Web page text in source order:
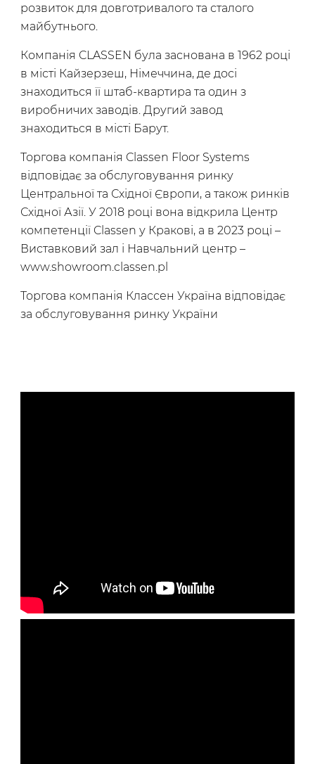
розвиток для довготривалого та сталого
майбутнього.
Компанія CLASSEN була заснована в 1962 році
в місті Кайзерзеш, Німеччина, де досі
знаходиться її штаб-квартира та один з
виробничих заводів. Другий завод
знаходиться в місті Барут.
Торгова компанія Classen Floor Systems
відповідає за обслуговування ринку
Центральної та Східної Європи, а також ринків
Східної Азії. У 2018 році вона відкрила Центр
компетенції Classen у Кракові, а в 2023 році –
Виставковий зал і Навчальний центр –
www.showroom.classen.pl
Торгова компанія Классен Україна відповідає
за обслуговування ринку України